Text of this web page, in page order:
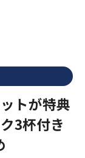
トが特典
3杯付き